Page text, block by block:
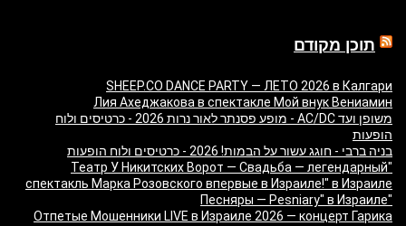
תוכן מקודם
SHEEP.CO DANCE PARTY — ЛЕТО 2026 в Калгари
Лия Ахеджакова в спектакле Мой внук Вениамин
משופן ועד AC/DC - מופע פסנתר לאור נרות 2026 - כרטיסים ולוח
הופעות
בניה ברבי - חוגג עשור על הבמות! 2026 - כרטיסים ולוח הופעות
"Театр У Никитских Ворот — Свадьба — легендарный
спектакль Марка Розовского впервые в Израиле!" в Израиле
"Песняры — Pesniary" в Израиле
Отпетые Мошенники LIVE в Израиле 2026 — концерт Гарика